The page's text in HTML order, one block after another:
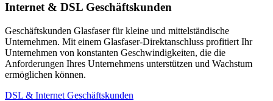
Internet & DSL Geschäftskunden
Geschäftskunden Glasfaser für kleine und mittelständische
Unternehmen. Mit einem Glasfaser-Direktanschluss profitiert Ihr
Unternehmen von konstanten Geschwindigkeiten, die die
Anforderungen Ihres Unternehmens unterstützen und Wachstum
ermöglichen können.
DSL & Internet Geschäftskunden